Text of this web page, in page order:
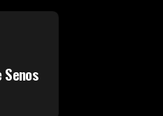
Senos